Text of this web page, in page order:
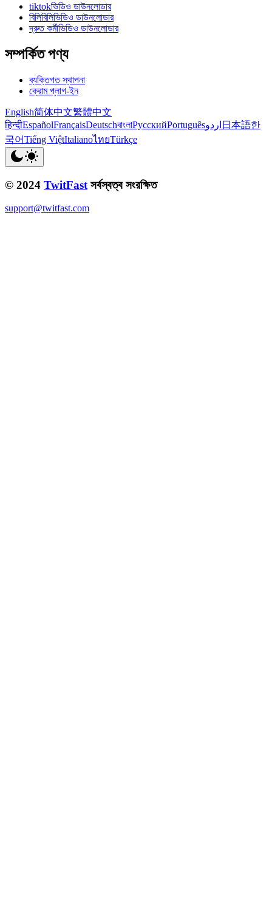
tiktokভিডিও ডাউনলোডার
বিলিবিলিভিডিও ডাউনলোডার
দ্রুত কর্মীভিডিও ডাউনলোডার
সম্পর্কিত পণ্য
ব্যক্তিগত স্থাপনা
ক্রোম প্লাগ-ইন
English简体中文繁體中文
हिन्दीEspañolFrançaisDeutschবাংলাРусскийPortuguêsاردو 日本語한
국어Tiếng ViệtItalianoไทยTürkçe
© 2024 TwitFast সর্বস্বত্ব সংরক্ষিত
support@twitfast.com